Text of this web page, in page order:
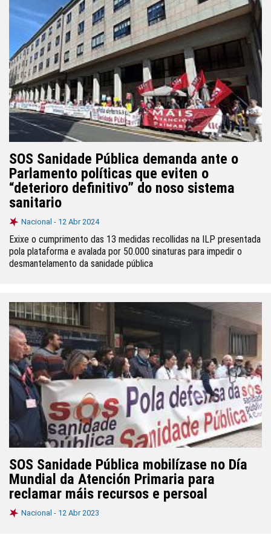
SOS Sanidade Pública demanda ante o
Parlamento políticas que eviten o
“deterioro definitivo” do noso sistema
sanitario
Nacional - 12 Abr 2024
Exixe o cumprimento das 13 medidas recollidas na ILP presentada
pola plataforma e avalada por 50.000 sinaturas para impedir o
desmantelamento da sanidade pública
SOS Sanidade Pública mobilízase no Día
Mundial da Atención Primaria para
reclamar máis recursos e persoal
Nacional - 12 Abr 2023